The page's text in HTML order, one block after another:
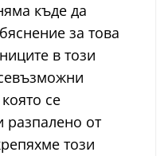
къде да
за това
в този
се
от
този